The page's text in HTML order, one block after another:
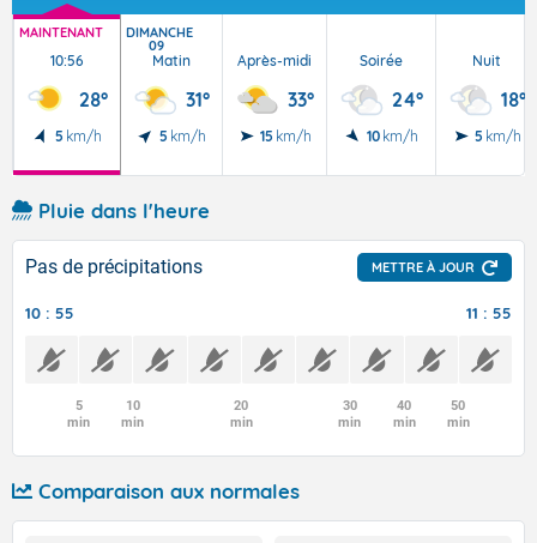
MAINTENANT
10:56
28°
5 km/h
DIMANCHE
09
Matin
31°
5 km/h
Après-midi
33°
15 km/h
Soirée
24°
10 km/h
Nuit
18°
5 km/h
Pluie dans l'heure
Pas de précipitations METTRE À JOUR
10 : 55 11 : 55
5
min
10
min
20
min
30
min
40
min
50
min
Comparaison aux normales